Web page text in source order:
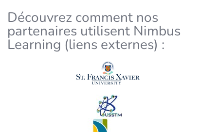
Découvrez comment nos
partenaires utilisent Nimbus
Learning (liens externes) :